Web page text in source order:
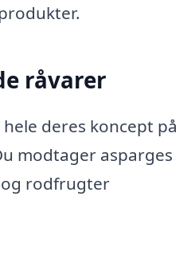
råvarer
deres koncept på
modtager asparges
rodfrugter